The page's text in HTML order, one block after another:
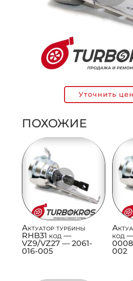
Уточнить
ПОХОЖИЕ
Актуатор турбины
RHB31 код —
VZ9/VZ27 — 2061-
016-005
код
002